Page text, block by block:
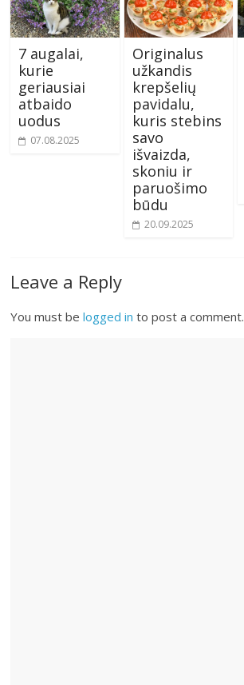
7 augalai,
kurie
geriausiai
atbaido
uodus
07.08.2025
Originalus
užkandis
krepšelių
pavidalu,
kuris stebins
savo
išvaizda,
skoniu ir
paruošimo
būdu
20.09.2025
Leave a Reply
You must belogged in to post a comment.